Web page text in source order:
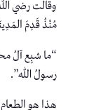
وقالت رضي
مُنْذُ قَدِمَ
“ما شبِع آلُ
رسولُ اللهِ”.
هذا هو الطعام